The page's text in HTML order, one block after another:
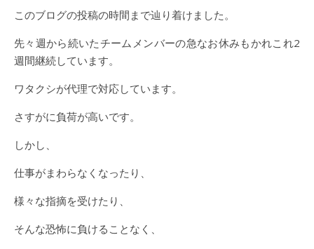
このブログの投稿の時間まで辿り着けました。
先々週から続いたチームメンバーの急なお休みもかれこれ2
週間継続しています。
ワタクシが代理で対応しています。
さすがに負荷が高いです。
しかし、
仕事がまわらなくなったり、
様々な指摘を受けたり、
そんな恐怖に負けることなく、